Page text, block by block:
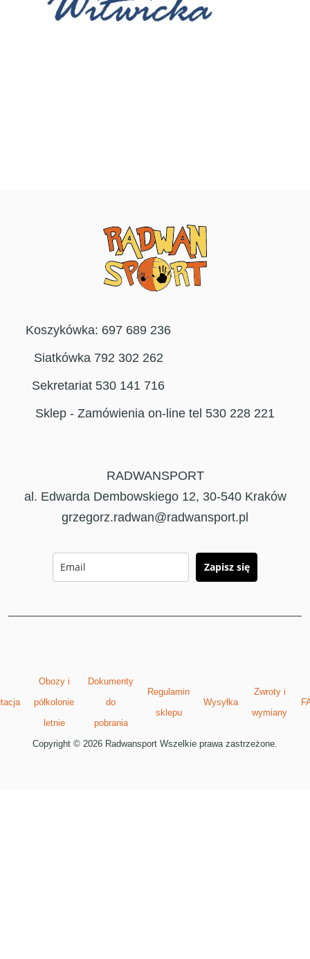
Koszykówka: 697 689 236
Siatkówka 792 302 262
Sekretariat 530 141 716
Sklep - Zamówienia on-line tel 530 228 221
RADWANSPORT
al. Edwarda Dembowskiego 12, 30-540 Kraków
grzegorz.radwan@radwansport.pl
Zapisz się
Obozy i
półkolonie
letnie
Dokumenty
do
pobrania
Regulamin
sklepu
Wysyłka
Zwroty i
wymiany
Copyright © 2026 Radwansport Wszelkie prawa zastrzeżone.